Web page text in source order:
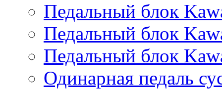
Педальный блок
Педальный блок
Педальный блок
Одинарная педаль